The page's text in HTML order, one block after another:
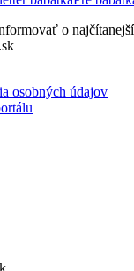
o
osobných údajov